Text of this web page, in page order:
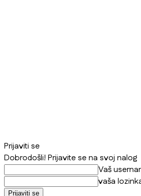
Prijaviti se
Dobrodošli! Prijavite se na svoj nalog
Vaš
vaša